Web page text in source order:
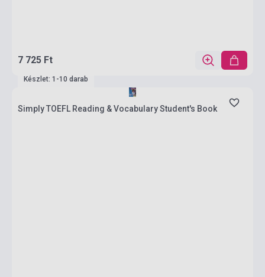
7 725 Ft
Készlet: 1-10 darab
Simply TOEFL Reading & Vocabulary Student's Book